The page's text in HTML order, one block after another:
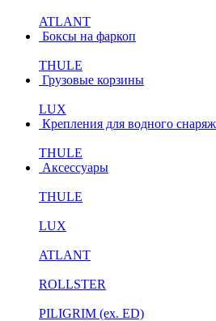
ATLANT
Боксы на фаркоп
THULE
Грузовые корзины
LUX
Крепления для водного
THULE
Аксессуары
THULE
LUX
ATLANT
ROLLSTER
PILIGRIM (ex. ED)